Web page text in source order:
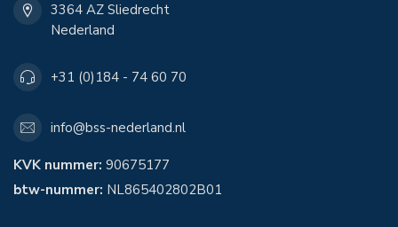
3364 AZ Sliedrecht
Nederland
+31 (0)184 - 74 60 70
info@bss-nederland.nl
KVK nummer: 90675177
btw-nummer: NL865402802B01